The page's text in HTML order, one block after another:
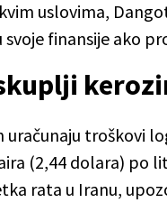
uslovima,
svoje finansije ako
uračunaju troškovi
(2,44 dolara) po
rata u Iranu,